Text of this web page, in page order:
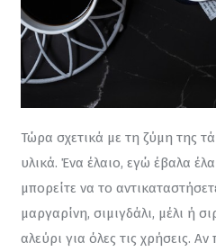
Τώρα σχετικά με τη ζύμη της
υλικά. Ένα έλαιο, εγώ έβαλα
μπορείτε να το
μαργαρίνη, σιμιγδάλι, μέλι ή
αλεύρι για όλες τις χρήσεις.